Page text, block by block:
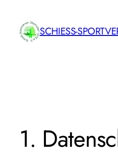
Inhalt
springenSCHIESS-
1.